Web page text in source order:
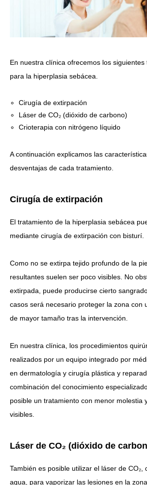
En nuestra clínica ofrecemos los
para la hiperplasia sebácea.
Cirugía de extirpación
Láser de CO₂ (dióxido de carbono)
Crioterapia con nitrógeno líquido
A continuación explicamos las
desventajas de cada tratamiento.
Cirugía de extirpación
El tratamiento de la hiperplasia sebácea
mediante cirugía de extirpación con bisturí.
Como no se extirpa tejido profundo de la
resultantes suelen ser poco visibles. No
extirpada, puede producirse cierto
casos será necesario proteger la zona con
de mayor tamaño tras la intervención.
En nuestra clínica, los procedimientos
realizados por un equipo integrado por
en dermatología y cirugía plástica y
combinación del conocimiento
posible un tratamiento con menor molestia
visibles.
Láser de CO₂ (dióxido de
También es posible utilizar el láser de CO₂,
agua, para vaporizar las lesiones en la